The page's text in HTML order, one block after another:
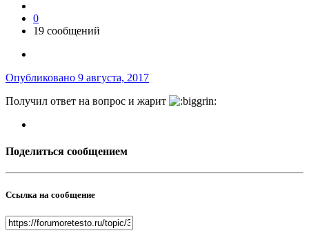
0
19 сообщений
Опубликовано 9 августа, 2017
Получил ответ на вопрос и жарит
Поделиться сообщением
Ссылка на сообщение